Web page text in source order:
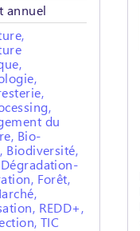
annuel
du
Bio-
Biodiversité,
Forêt,
REDD+,
TIC